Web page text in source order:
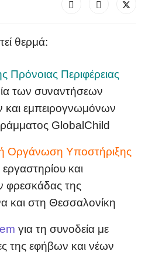
θερμά:
Πρόνοιας Περιφέρειας
των συναντήσεων
εμπειρογνωμόνων
GlobalChild
Οργάνωση Υποστήριξης
εργαστηρίου και
της
στη Θεσσαλονίκη
για τη συνοδεία με
της εφήβων και νέων